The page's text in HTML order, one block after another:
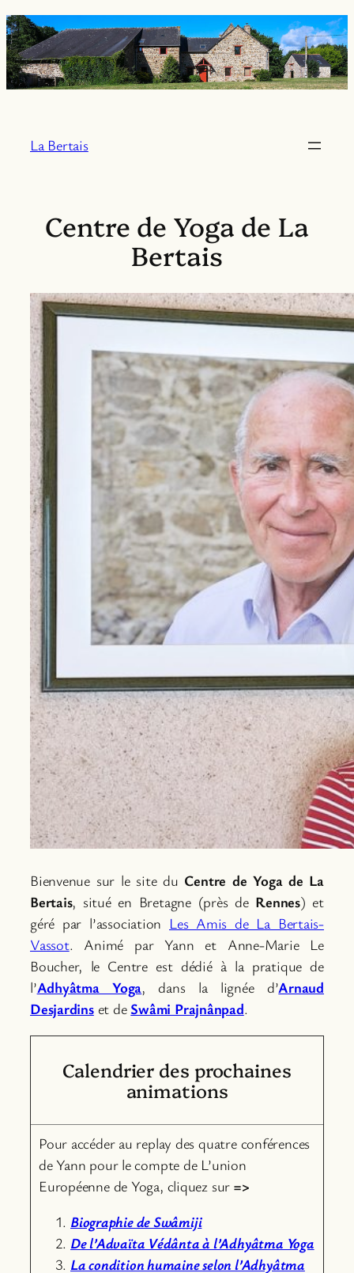
Aller
au
contenu
La Bertais
Centre de Yoga de La
Bertais
Bienvenue sur le site du Centre de Yoga de La
Bertais, situé en Bretagne (près de Rennes) et
géré par l’association Les Amis de La Bertais-
Vassot. Animé par Yann et Anne-Marie Le
Boucher, le Centre est dédié à la pratique de
l’Adhyâtma Yoga, dans la lignée d’Arnaud
Desjardinset de Swâmi Prajnânpad.
Calendrier des prochaines
animations
Pour accéder au replay des quatre conférences
de Yann pour le compte de L’union
Européenne de Yoga, cliquez sur =>
Biographie de Swâmiji
De l’Advaïta Védânta à l’Adhyâtma Yoga
La condition humaine selon l’Adhyâtma